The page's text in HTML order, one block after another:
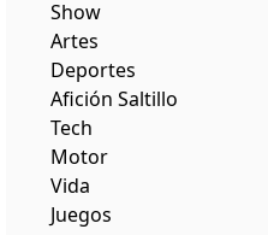
Show
Artes
Deportes
Afición Saltillo
Tech
Motor
Vida
Juegos